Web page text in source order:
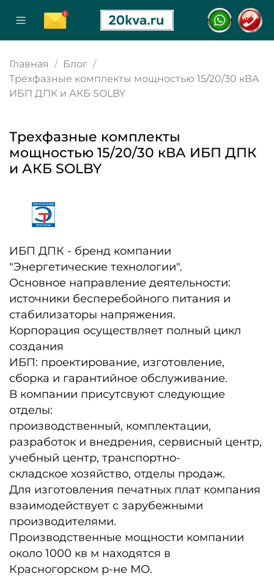
Главная
Блог
Трехфазные комплекты мощностью 15/20/30 кВА
ИБП ДПК и АКБ SOLBY
Трехфазные комплекты
мощностью 15/20/30 кВА ИБП ДПК
и АКБ SOLBY
ИБП ДПК - бренд компании
"Энергетические технологии".
Основное направление деятельности:
источники бесперебойного питания и
стабилизаторы напряжения.
Корпорация осуществляет полный цикл
создания
ИБП: проектирование, изготовление,
сборка и гарантийное обслуживание.
В компании присутсвуют следующие
отделы:
производственный, комплектации,
разработок и внедрения, сервисный центр,
учебный центр, транспортно-
складское хозяйство, отделы продаж.
Для изготовления печатных плат компания
взаимодействует с зарубежными
производителями.
Производственные мощности компании
около 1000 кв м находятся в
Красногорском р-не МО.